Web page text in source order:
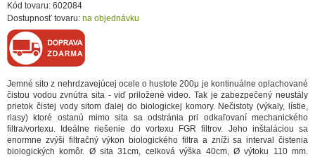
Kód tovaru: 602084
Dostupnosť tovaru: na objednávku
Jemné sito z nehrdzavejúcej ocele o hustote 200μ je kontinuálne oplachované
čistou vodou zvnútra sita - viď priložené video. Tak je zabezpečený neustály
prietok čistej vody sitom ďalej do biologickej komory. Nečistoty (výkaly, lístie,
riasy) ktoré ostanú mimo sita sa odstránia pri odkaľovaní mechanického
filtra/vortexu. Ideálne riešenie do vortexu FGR filtrov. Jeho inštaláciou sa
enormne zvýši filtračný výkon biologického filtra a zníži sa interval čistenia
biologických komôr. Ø sita 31cm, celková výška 40cm, Ø výtoku 110 mm.